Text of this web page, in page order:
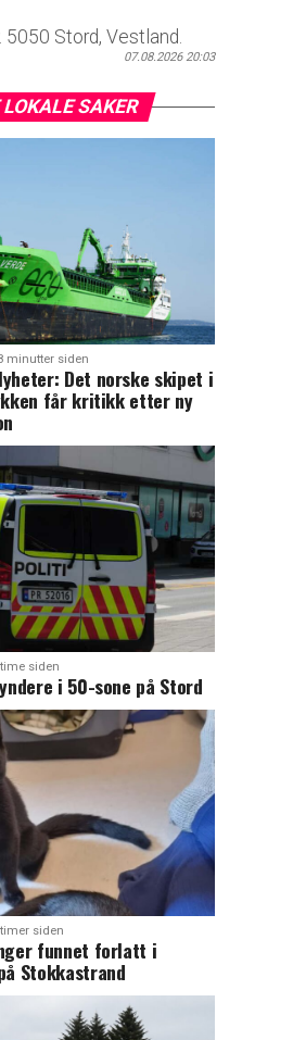
5050 Stord, Vestland.
07.08.2026 20:03
LOKALE SAKER
minutter siden
Det norske skipet i
får kritikk etter ny
siden
i 50-sone på Stord
siden
funnet forlatt i
Stokkastrand